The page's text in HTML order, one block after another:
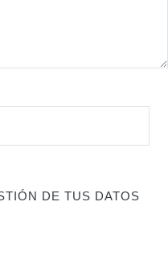
DE TUS DATOS